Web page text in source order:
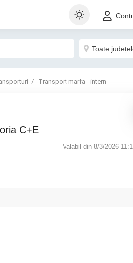
Transport marfa - intern
C+E
Valabil din 8/3/2026